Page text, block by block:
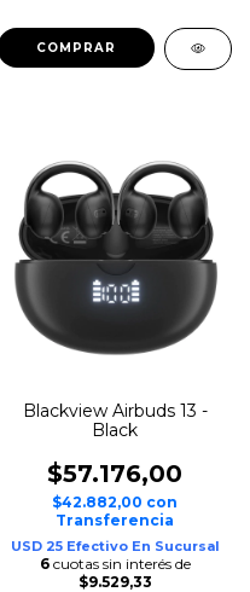
Blackview Airbuds 13 -
Black
$57.176,00
$42.882,00 con
Transferencia
USD 25 Efectivo En Sucursal
6 cuotas sin interés de
$9.529,33